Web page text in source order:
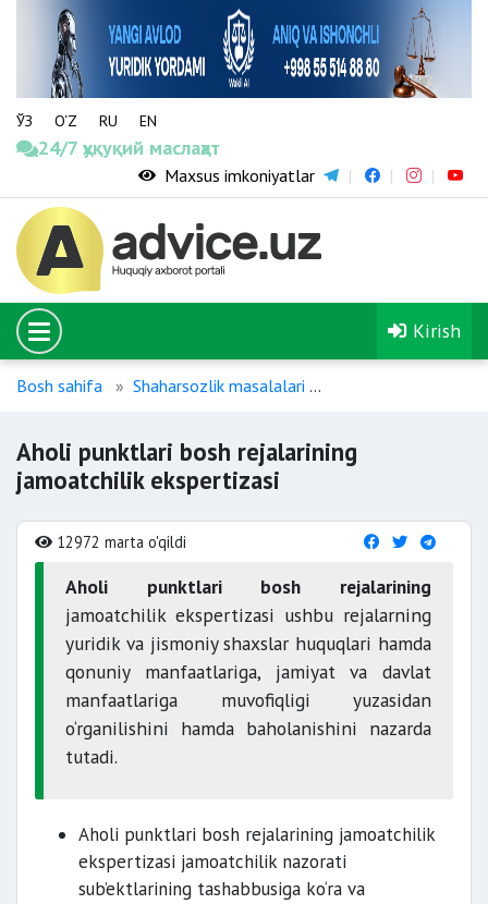
ЎЗ O‘Z RU EN
24/7 ҳуқуқий маслаҳат
Maxsus imkoniyatlar
Kirish
Bosh sahifa Shaharsozlik masalalari
Aholi punktlari bosh rejalarining
jamoatchilik ekspertizasi
12972 marta o'qildi
Aholi punktlari bosh rejalarining
jamoatchilik ekspertizasi ushbu rejalarning
yuridik va jismoniy shaxslar huquqlari hamda
qonuniy manfaatlariga, jamiyat va davlat
manfaatlariga muvofiqligi yuzasidan
o‘rganilishini hamda baholanishini nazarda
tutadi.
Aholi punktlari bosh rejalarining jamoatchilik
ekspertizasi jamoatchilik nazorati
sub’ektlarining tashabbusiga ko‘ra va